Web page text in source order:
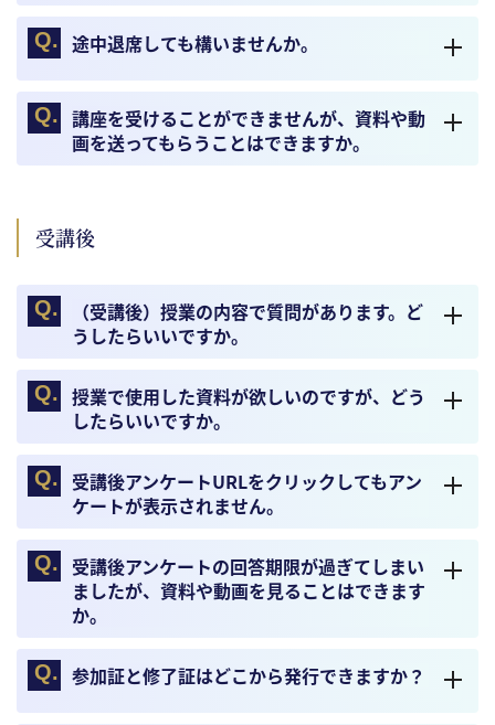
途中退席しても構いませんか。
講座を受けることができませんが、資料や動
画を送ってもらうことはできますか。
受講後
（受講後）授業の内容で質問があります。ど
うしたらいいですか。
授業で使用した資料が欲しいのですが、どう
したらいいですか。
受講後アンケートURLをクリックしてもアン
ケートが表示されません。
受講後アンケートの回答期限が過ぎてしまい
ましたが、資料や動画を見ることはできます
か。
参加証と修了証はどこから発行できますか？